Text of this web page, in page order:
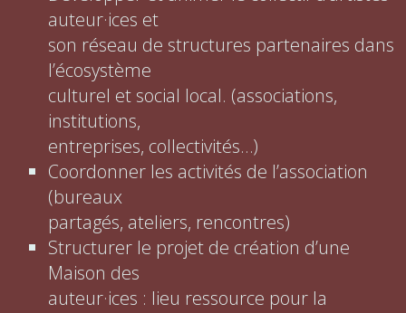
auteur·ices et
son réseau de structures partenaires dans
l’écosystème
culturel et social local. (associations,
institutions,
entreprises, collectivités…)
Coordonner les activités de l’association
(bureaux
partagés, ateliers, rencontres)
Structurer le projet de création d’une
Maison des
auteur·ices : lieu ressource pour la